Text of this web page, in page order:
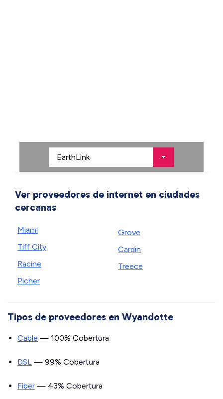
Ver proveedores de internet en ciudades
cercanas
Miami
Tiff City
Racine
Picher
Grove
Cardin
Treece
Tipos de proveedores en Wyandotte
Cable — 100% Cobertura
DSL — 99% Cobertura
Fiber — 43% Cobertura